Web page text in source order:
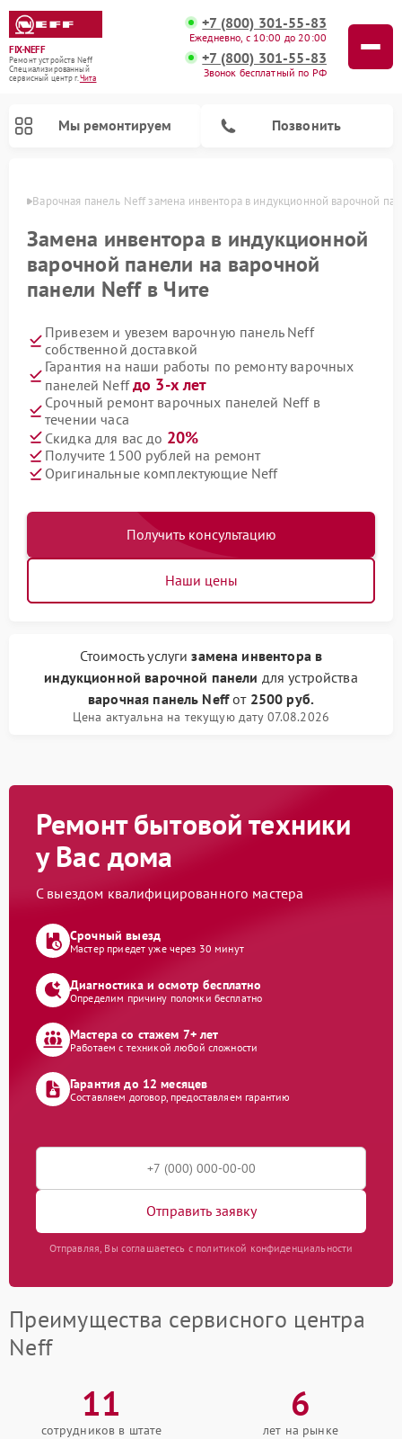
FIX-NEFF
Ремонт устройств Neff
Специализированный
cервисный центр г.Чита
+7 (800) 301-55-83
Ежедневно, с 10:00 до 20:00
+7 (800) 301-55-83
Звонок бесплатный по РФ
Мы ремонтируем Позвонить
Варочная панель Neff замена инвентора в индукционной варочной
Замена инвентора в индукционной
варочной панели на варочной
панели Neff в Чите
Привезем и увезем варочную панель Neff
собственной доставкой
Гарантия на наши работы по ремонту варочных
панелей Neffдо 3-х лет
Срочный ремонт варочных панелей Neff в
течении часа
Скидка для вас до 20%
Получите 1500 рублей на ремонт
Оригинальные комплектующие Neff
Получить консультацию
Наши цены
Стоимость услугизамена инвентора в
индукционной варочной панели для устройства
варочная панель Neffот 2500 руб.
Цена актуальна на текущую дату 07.08.2026
Ремонт бытовой техники
у Вас дома
С выездом квалифицированного мастера
Срочный выезд
Мастер приедет уже через 30 минут
Диагностика и осмотр бесплатно
Определим причину поломки бесплатно
Мастера со стажем 7+ лет
Работаем с техникой любой сложности
Гарантия до 12 месяцев
Составляем договор, предоставляем гарантию
Отправить заявку
Отправляя, Вы соглашаетесь с политикой конфиденциальности
Преимущества сервисного центра
Neff
11
сотрудников в штате
6
лет на рынке